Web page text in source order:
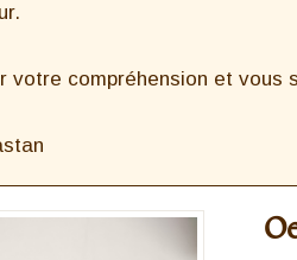
votre compréhension et vous